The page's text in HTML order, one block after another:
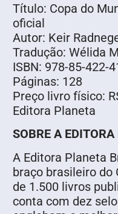
Título: Copa do
oficial
Autor: Keir
Tradução: Wélida
ISBN: 978-85-422-
Páginas: 128
Preço livro físico:
Editora Planeta
SOBRE A
A Editora Planeta
braço brasileiro do
de 1.500 livros
conta com dez